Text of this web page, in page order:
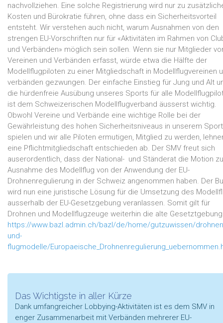
nachvollziehen. Eine solche Registrierung wird nur zu
Kosten und Bürokratie führen, ohne dass ein Sicherheitsvorteil
entsteht. Wir verstehen auch nicht, warum Ausnahmen von den
strengen EU-Vorschriften nur für «Aktivitäten im Rahmen von
und Verbänden» möglich sein sollen. Wenn sie nur Mitglieder
Vereinen und Verbänden erfasst, würde etwa die Hälfte der
Modellflugpiloten zu einer Mitgliedschaft in Modellflugvereinen
verbänden gezwungen. Der einfache Einstieg für Jung und Alt
die hürdenfreie Ausübung unseres Sports für alle
ist dem Schweizerischen Modellflugverband äusserst wichtig.
Obwohl Vereine und Verbände eine wichtige Rolle bei der
Gewährleistung des hohen Sicherheitsniveaus in unserem Sport
spielen und wir alle Piloten ermutigen, Mitglied zu werden,
eine Pflichtmitgliedschaft entschieden ab. Der SMV freut sich
auserordentlich, dass der National- und Ständerat die Motion
Ausnahme des Modellflug von der Anwendung der EU-
Drohnenregulierung in der Schweiz angenommen haben. Der
wird nun eine juristische Lösung für die Umsetzung des
ausserhalb der EU-Gesetzgebung veranlassen. Somit gilt für
Drohnen und Modellflugzeuge weiterhin die alte
https://www.bazl.admin.ch/bazl/de/home/gutzuwissen/
und-
flugmodelle/
Das Wichtigste in aller Kürze
Dank umfangreicher Lobbying-Aktivitäten ist es dem SMV in
enger Zusammenarbeit mit Verbänden mehrerer EU-